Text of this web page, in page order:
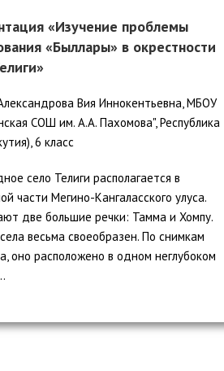
«Изучение проблемы
«Быллары» в окрестности
Вия Иннокентьевна, МБОУ
СОШ им. А.А. Пахомова", Республика
6 класс
село Телиги располагается в
части Мегино-Кангаласского улуса.
две большие речки: Тамма и Хомпу.
весьма своеобразен. По снимкам
оно расположено в одном неглубоком